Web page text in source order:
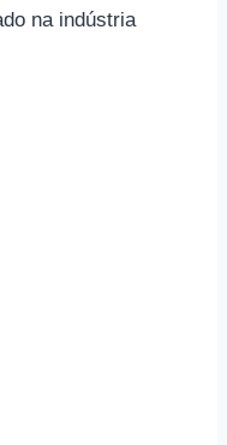
na indústria